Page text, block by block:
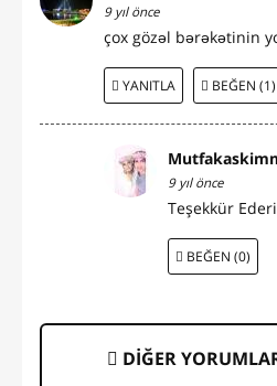
9 yıl önce
çox gözəl bərəkətinin
YANITLA BEĞEN (1)
9 yıl önce
Teşekkür
BEĞEN (0)
DİĞER